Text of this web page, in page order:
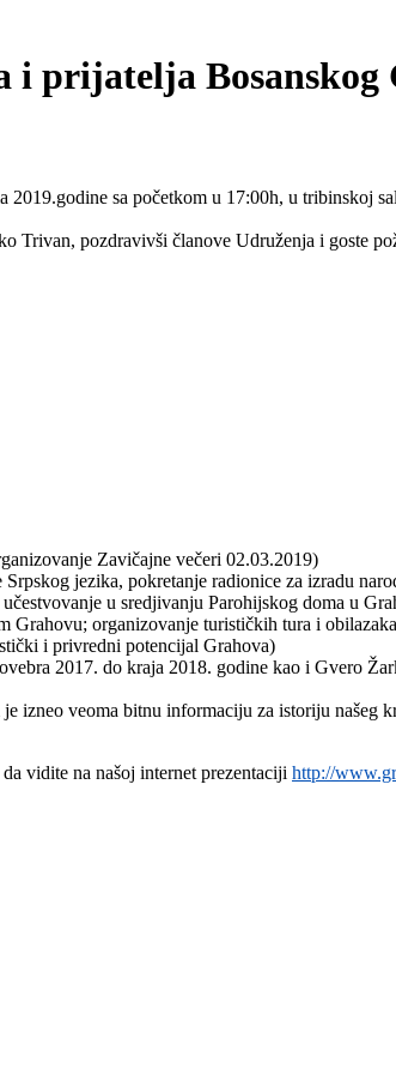
prijatelja Bosanskog
sa početkom u 17:00h, u tribinskoj
Trivan, pozdravivši članove Udruženja i goste
Zavičajne večeri 02.03.2019)
jezika, pokretanje radionice za izradu
u sredjivanju Parohijskog doma u
organizovanje turističkih tura i
i privredni potencijal Grahova)
2017. do kraja 2018. godine kao i Gvero
izneo veoma bitnu informaciju za istoriju našeg
vidite na našoj internet prezentaciji http://